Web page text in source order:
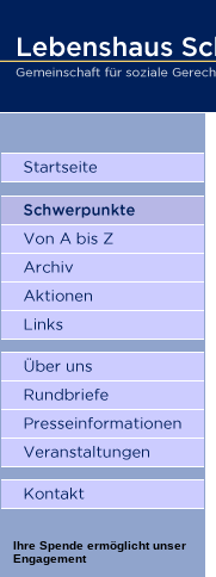
Ihre Spende ermöglicht unser
Engagement